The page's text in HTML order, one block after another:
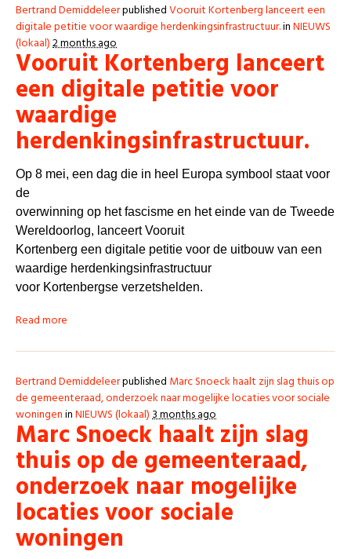
Bertrand DemiddeleerpublishedVooruit Kortenberg lanceert een
digitale petitie voor waardige herdenkingsinfrastructuur.inNIEUWS
(lokaal)2 months ago
Vooruit Kortenberg lanceert
een digitale petitie voor
waardige
herdenkingsinfrastructuur.
Op 8 mei, een dag die in heel Europa symbool staat voor
de
overwinning op het fascisme en het einde van de Tweede
Wereldoorlog, lanceert Vooruit
Kortenberg een digitale petitie voor de uitbouw van een
waardige herdenkingsinfrastructuur
voor Kortenbergse verzetshelden.
Read more
Bertrand Demiddeleerpublished Marc Snoeck haalt zijn slag thuis op
de gemeenteraad, onderzoek naar mogelijke locaties voor sociale
woningeninNIEUWS (lokaal)3 months ago
Marc Snoeck haalt zijn slag
thuis op de gemeenteraad,
onderzoek naar mogelijke
locaties voor sociale
woningen